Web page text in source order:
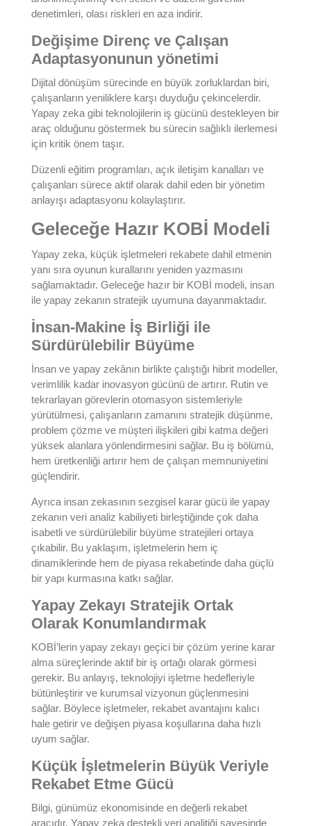
denetimleri, olası riskleri en aza indirir.
Değişime Direnç ve Çalışan
Adaptasyonunun yönetimi
Dijital dönüşüm sürecinde en büyük zorluklardan biri,
çalışanların yeniliklere karşı duyduğu çekincelerdir.
Yapay zeka gibi teknolojilerin iş gücünü destekleyen bir
araç olduğunu göstermek bu sürecin sağlıklı ilerlemesi
için kritik önem taşır.
Düzenli eğitim programları, açık iletişim kanalları ve
çalışanları sürece aktif olarak dahil eden bir yönetim
anlayışı adaptasyonu kolaylaştırır.
Geleceğe Hazır KOBİ Modeli
Yapay zeka, küçük işletmeleri rekabete dahil etmenin
yanı sıra oyunun kurallarını yeniden yazmasını
sağlamaktadır. Geleceğe hazır bir KOBİ modeli, insan
ile yapay zekanın stratejik uyumuna dayanmaktadır.
İnsan-Makine İş Birliği ile
Sürdürülebilir Büyüme
İnsan ve yapay zekânın birlikte çalıştığı hibrit modeller,
verimlilik kadar inovasyon gücünü de artırır. Rutin ve
tekrarlayan görevlerin otomasyon sistemleriyle
yürütülmesi, çalışanların zamanını stratejik düşünme,
problem çözme ve müşteri ilişkileri gibi katma değeri
yüksek alanlara yönlendirmesini sağlar. Bu iş bölümü,
hem üretkenliği artırır hem de çalışan memnuniyetini
güçlendirir.
Ayrıca insan zekasının sezgisel karar gücü ile yapay
zekanın veri analiz kabiliyeti birleştiğinde çok daha
isabetli ve sürdürülebilir büyüme stratejileri ortaya
çıkabilir. Bu yaklaşım, işletmelerin hem iç
dinamiklerinde hem de piyasa rekabetinde daha güçlü
bir yapı kurmasına katkı sağlar.
Yapay Zekayı Stratejik Ortak
Olarak Konumlandırmak
KOBİ’lerin yapay zekayı geçici bir çözüm yerine karar
alma süreçlerinde aktif bir iş ortağı olarak görmesi
gerekir. Bu anlayış, teknolojiyi işletme hedefleriyle
bütünleştirir ve kurumsal vizyonun güçlenmesini
sağlar. Böylece işletmeler, rekabet avantajını kalıcı
hale getirir ve değişen piyasa koşullarına daha hızlı
uyum sağlar.
Küçük İşletmelerin Büyük Veriyle
Rekabet Etme Gücü
Bilgi, günümüz ekonomisinde en değerli rekabet
aracıdır. Yapay zeka destekli veri analitiği sayesinde